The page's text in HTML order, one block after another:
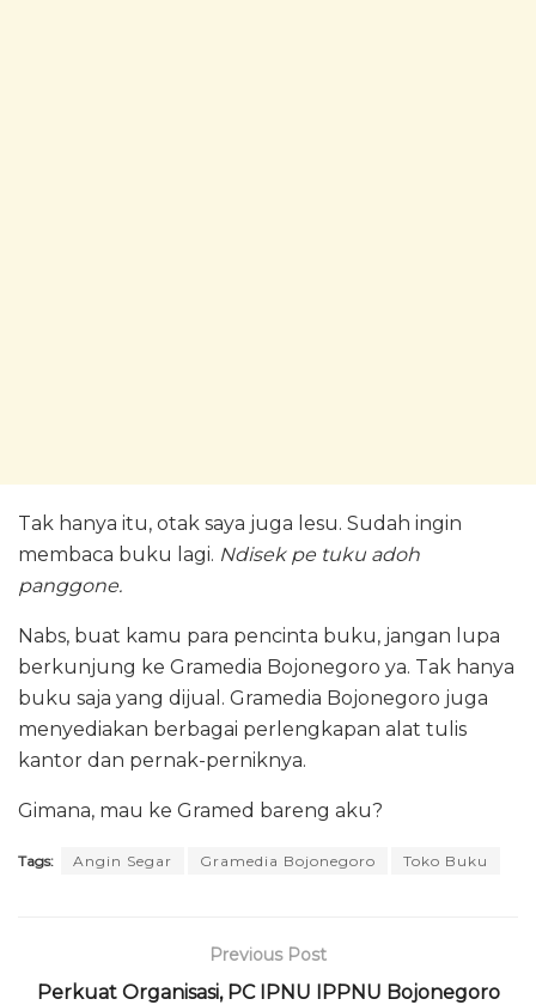
Tak hanya itu, otak saya juga lesu. Sudah ingin
membaca buku lagi. Ndisek pe tuku adoh
panggone.
Nabs, buat kamu para pencinta buku, jangan lupa
berkunjung ke Gramedia Bojonegoro ya. Tak hanya
buku saja yang dijual. Gramedia Bojonegoro juga
menyediakan berbagai perlengkapan alat tulis
kantor dan pernak-perniknya.
Gimana, mau ke Gramed bareng aku?
Tags: Angin Segar Gramedia Bojonegoro Toko Buku
Previous Post
Perkuat Organisasi, PC IPNU IPPNU Bojonegoro